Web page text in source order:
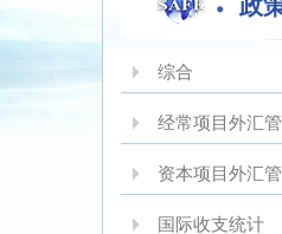
政
综合
经常项目外汇
资本项目外汇
国际收支统计